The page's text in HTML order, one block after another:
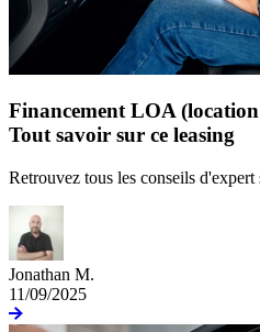
Financement LOA
Tout savoir sur ce leasing
Retrouvez tous les conseils
Jonathan M.
11/09/2025